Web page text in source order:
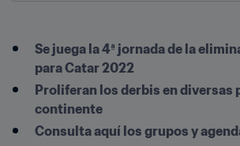
Se juega la 4ª jornada de la
para Catar 2022
Proliferan los derbis en diversas
continente
Consulta aquí los grupos y